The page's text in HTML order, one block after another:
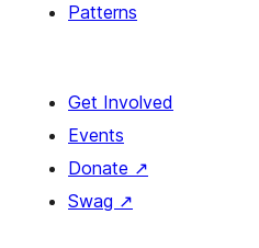
Patterns
Get Involved
Events
Donate ↗
Swag ↗